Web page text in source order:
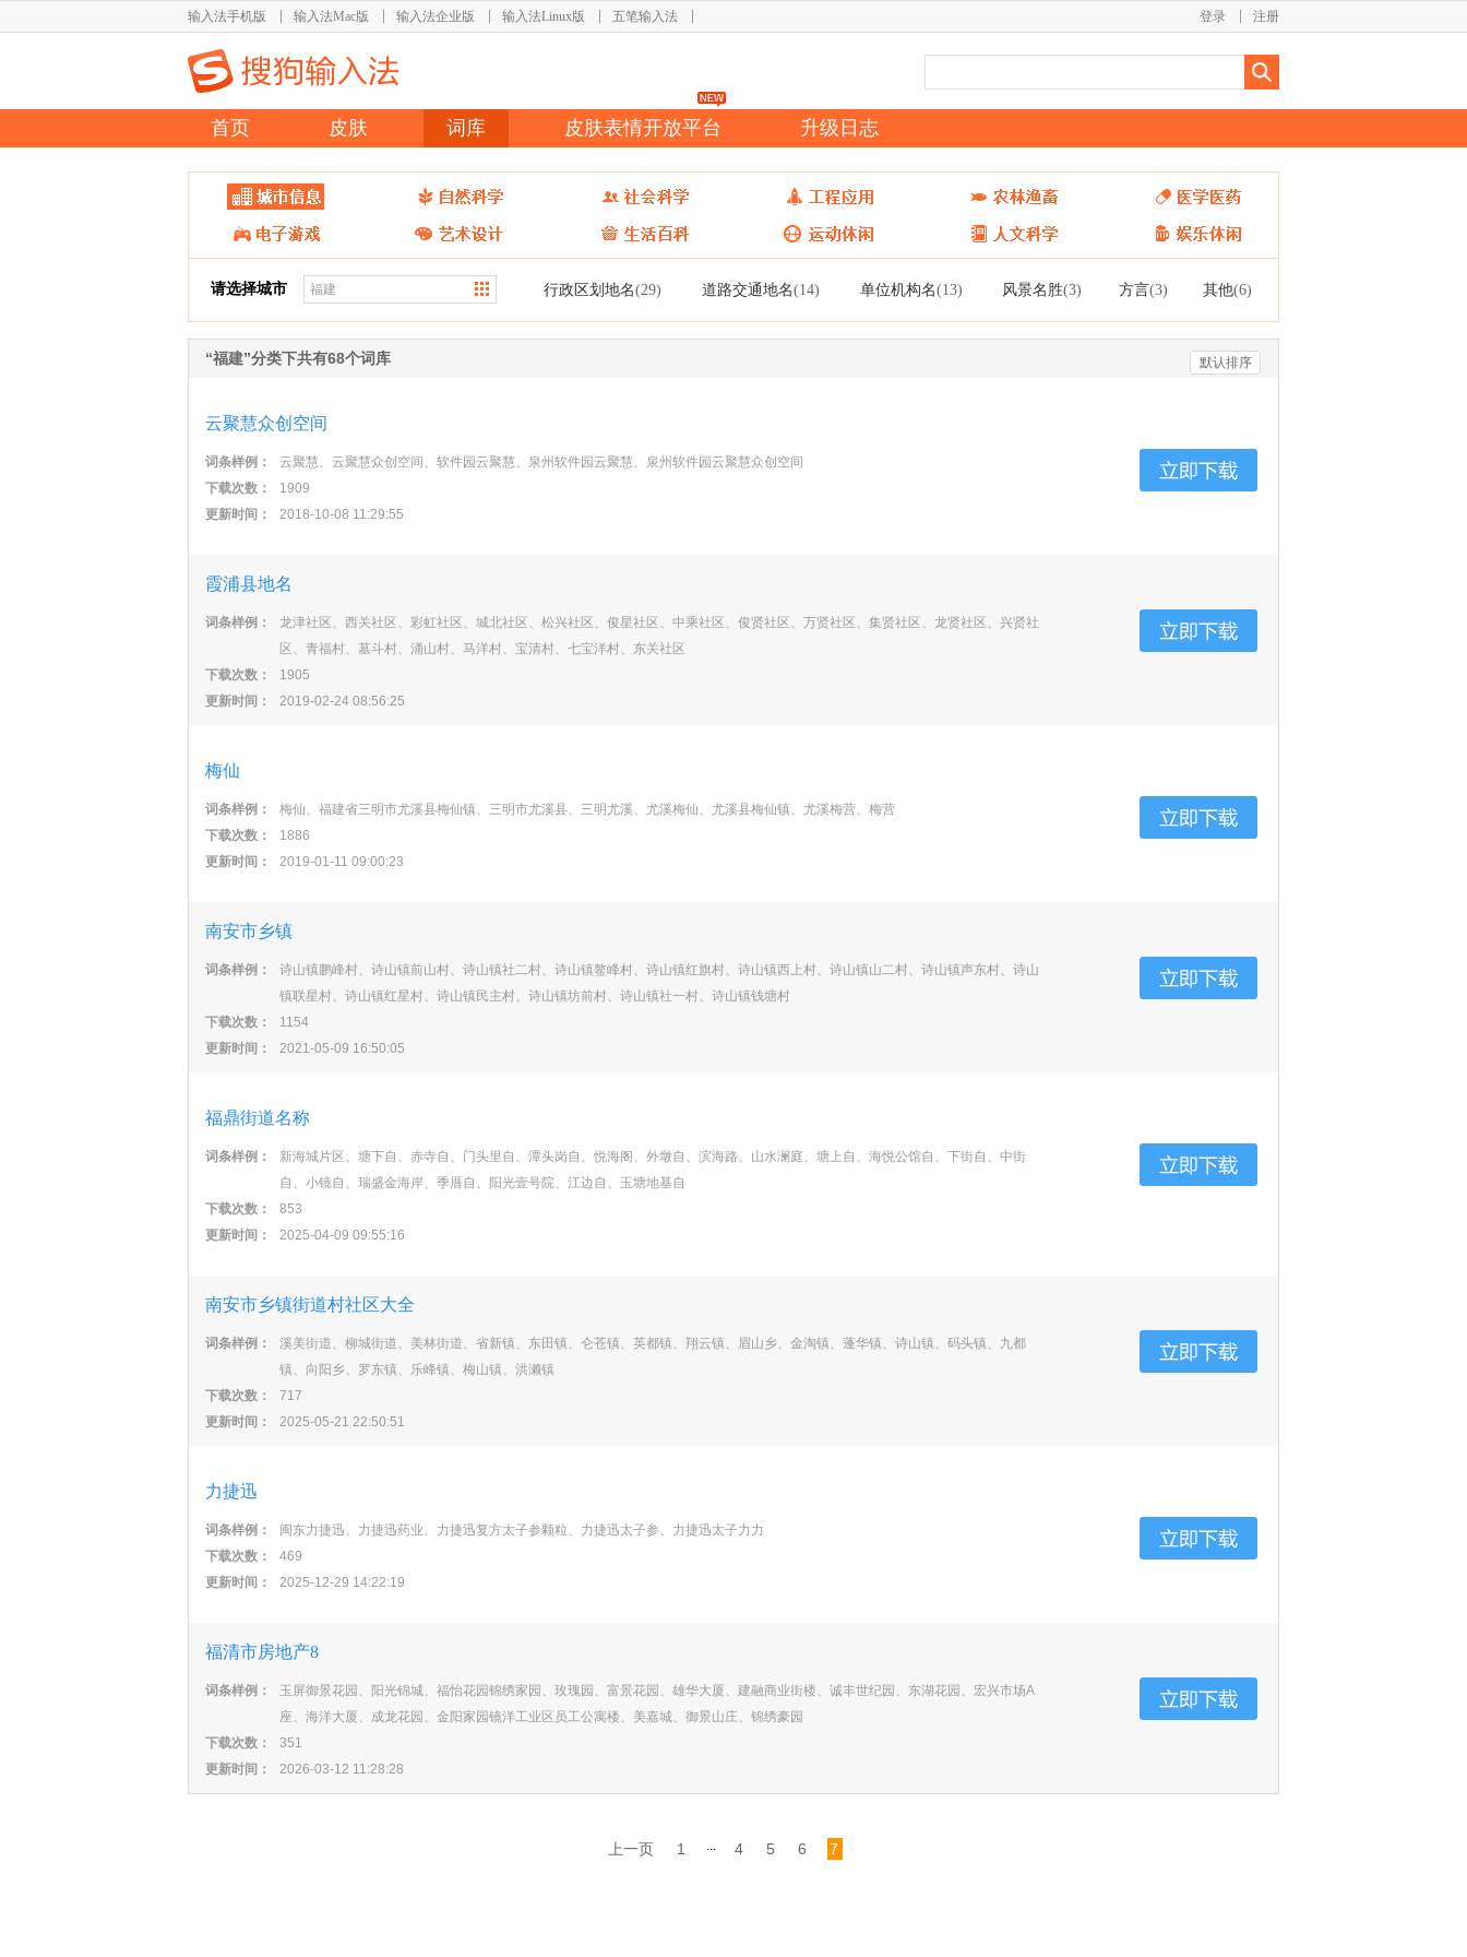
输入法手机版 输入法Mac版 输入法企业版 输入法Linux版 五笔输入法 注册
登录
首页 皮肤 词库 皮肤表情开放平台 升级日志
请选择城市 行政区划地名(29) 道路交通地名(14) 单位机构名(13) 风景名胜(3) 方言(3) 其他(6)
“福建”分类下共有68个词库 默认排序
云聚慧众创空间
词条样例：
云聚慧、云聚慧众创空间、软件园云聚慧、泉州软件园云聚慧、泉州软件园云聚慧众创空间
下载次数：
1909
更新时间：
2018-10-08 11:29:55
霞浦县地名
词条样例：
龙津社区、西关社区、彩虹社区、城北社区、松兴社区、俊星社区、中乘社区、俊贤社区、万贤社区、集贤社区、龙贤社区、兴贤社
区、青福村、墓斗村、涌山村、马洋村、宝清村、七宝洋村、东关社区
下载次数：
1905
更新时间：
2019-02-24 08:56:25
梅仙
词条样例：
梅仙、福建省三明市尤溪县梅仙镇、三明市尤溪县、三明尤溪、尤溪梅仙、尤溪县梅仙镇、尤溪梅营、梅营
下载次数：
1886
更新时间：
2019-01-11 09:00:23
南安市乡镇
词条样例：
诗山镇鹏峰村、诗山镇前山村、诗山镇社二村、诗山镇鳌峰村、诗山镇红旗村、诗山镇西上村、诗山镇山二村、诗山镇声东村、诗山
镇联星村、诗山镇红星村、诗山镇民主村、诗山镇坊前村、诗山镇社一村、诗山镇钱塘村
下载次数：
1154
更新时间：
2021-05-09 16:50:05
福鼎街道名称
词条样例：
新海城片区、塘下自、赤寺自、门头里自、潭头岗自、悦海阁、外墩自、滨海路、山水澜庭、塘上自、海悦公馆自、下街自、中街
自、小镜自、瑞盛金海岸、季厝自、阳光壹号院、江边自、玉塘地基自
下载次数：
853
更新时间：
2025-04-09 09:55:16
南安市乡镇街道村社区大全
词条样例：
溪美街道、柳城街道、美林街道、省新镇、东田镇、仑苍镇、英都镇、翔云镇、眉山乡、金淘镇、蓬华镇、诗山镇、码头镇、九都
镇、向阳乡、罗东镇、乐峰镇、梅山镇、洪濑镇
下载次数：
717
更新时间：
2025-05-21 22:50:51
力捷迅
词条样例：
闽东力捷迅、力捷迅药业、力捷迅复方太子参颗粒、力捷迅太子参、力捷迅太子力力
下载次数：
469
更新时间：
2025-12-29 14:22:19
福清市房地产8
词条样例：
玉屏御景花园、阳光锦城、福怡花园锦绣家园、玫瑰园、富景花园、雄华大厦、建融商业街楼、诚丰世纪园、东湖花园、宏兴市场A
座、海洋大厦、成龙花园、金阳家园镜洋工业区员工公寓楼、美嘉城、御景山庄、锦绣豪园
下载次数：
351
更新时间：
2026-03-12 11:28:28
上一页 1 ... 4 5 6 7